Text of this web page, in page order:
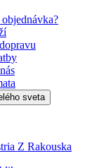
Z Rakouska